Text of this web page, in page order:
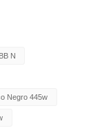
N
Negro 445w